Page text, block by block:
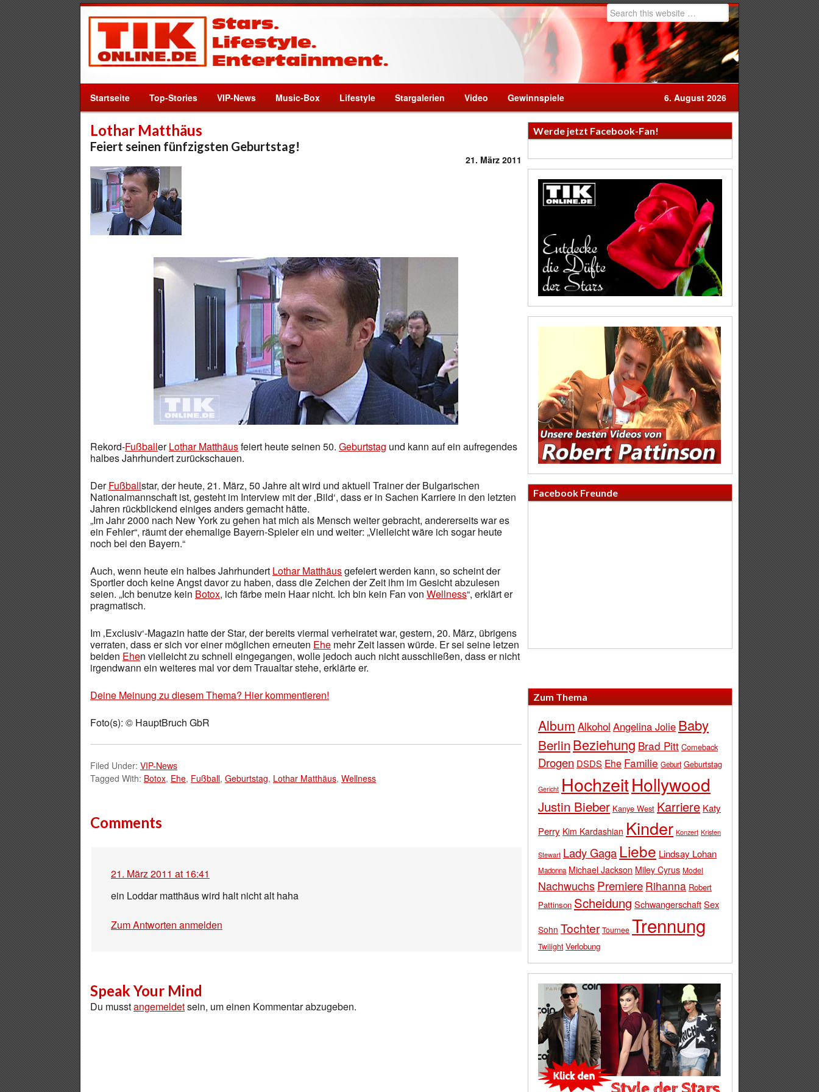
Startseite Top-Stories VIP-News Music-Box Lifestyle Stargalerien Video Gewinnspiele 6. August 2026
Lothar Matthäus
Feiert seinen fünfzigsten Geburtstag!
21. März 2011
Rekord-FußballerLothar Matthäusfeiert heute seinen 50. Geburtstag und kann auf ein aufregendes
halbes Jahrhundert zurückschauen.
DerFußballstar, der heute, 21. März, 50 Jahre alt wird und aktuell Trainer der Bulgarischen
Nationalmannschaft ist, gesteht im Interview mit der ‚Bild‘, dass er in Sachen Karriere in den letzten
Jahren rückblickend einiges anders gemacht hätte.
„Im Jahr 2000 nach New York zu gehen hat mich als Mensch weiter gebracht, andererseits war es
ein Fehler“, räumt der ehemalige Bayern-Spieler ein und weiter: „Vielleicht wäre ich sogar heute
noch bei den Bayern.“
Auch, wenn heute ein halbes Jahrhundert Lothar Matthäusgefeiert werden kann, so scheint der
Sportler doch keine Angst davor zu haben, dass die Zeichen der Zeit ihm im Gesicht abzulesen
seien. „Ich benutze kein Botox, ich färbe mein Haar nicht. Ich bin kein Fan von Wellness“, erklärt er
pragmatisch.
Im ‚Exclusiv‘-Magazin hatte der Star, der bereits viermal verheiratet war, gestern, 20. März, übrigens
verraten, dass er sich vor einer möglichen erneuten Ehe mehr Zeit lassen würde. Er sei seine letzen
beiden Ehen vielleicht zu schnell eingegangen, wolle jedoch auch nicht ausschließen, dass er nicht
irgendwann ein weiteres mal vor dem Traualtar stehe, erklärte er.
Deine Meinung zu diesem Thema? Hier kommentieren!
Foto(s): © HauptBruch GbR
Filed Under: VIP-News
Tagged With: Botox, Ehe, Fußball, Geburtstag, Lothar Matthäus, Wellness
Comments
21. März 2011 at 16:41
ein Loddar matthäus wird halt nicht alt haha
Zum Antworten anmelden
Speak Your Mind
Du musstangemeldetsein, um einen Kommentar abzugeben.
Werde jetzt Facebook-Fan!
Facebook Freunde
Zum Thema
Album Alkohol Angelina Jolie Baby
Berlin Beziehung Brad Pitt Comeback
Drogen DSDS Ehe Familie Geburt Geburtstag
Gericht HochzeitHollywood
Justin Bieber Kanye West Karriere Katy
Perry Kim Kardashian Kinder Konzert Kristen
Stewart Lady Gaga Liebe Lindsay Lohan
Madonna Michael Jackson Miley Cyrus Model
Nachwuchs Premiere Rihanna Robert
Pattinson Scheidung SchwangerschaftSex
Sohn Tochter Tournee Trennung
Twilight Verlobung